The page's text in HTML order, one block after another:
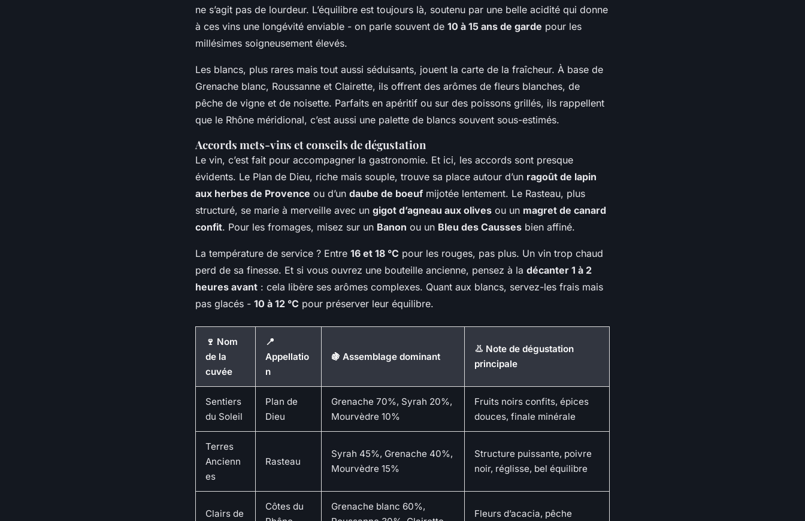
ne s’agit pas de lourdeur. L’équilibre est toujours là, soutenu par une belle acidité qui donne
à ces vins une longévité enviable - on parle souvent de 10 à 15 ans de garde pour les
millésimes soigneusement élevés.
Les blancs, plus rares mais tout aussi séduisants, jouent la carte de la fraîcheur. À base de
Grenache blanc, Roussanne et Clairette, ils offrent des arômes de fleurs blanches, de
pêche de vigne et de noisette. Parfaits en apéritif ou sur des poissons grillés, ils rappellent
que le Rhône méridional, c’est aussi une palette de blancs souvent sous-estimés.
Accords mets-vins et conseils de dégustation
Le vin, c’est fait pour accompagner la gastronomie. Et ici, les accords sont presque
évidents. Le Plan de Dieu, riche mais souple, trouve sa place autour d’un ragoût de lapin
aux herbes de Provence ou d’un daube de boeuf mijotée lentement. Le Rasteau, plus
structuré, se marie à merveille avec un gigot d’agneau aux olives ou un magret de canard
confit. Pour les fromages, misez sur un Banon ou un Bleu des Causses bien affiné.
La température de service ? Entre 16 et 18 °C pour les rouges, pas plus. Un vin trop chaud
perd de sa finesse. Et si vous ouvrez une bouteille ancienne, pensez à la décanter 1 à 2
heures avant : cela libère ses arômes complexes. Quant aux blancs, servez-les frais mais
pas glacés - 10 à 12 °C pour préserver leur équilibre.
🍷 Nom
de la
cuvée
📍
Appellatio
n
🍇 Assemblage dominant
👃 Note de dégustation
principale
Sentiers
du Soleil
Plan de
Dieu
Grenache 70%, Syrah 20%,
Mourvèdre 10%
Fruits noirs confits, épices
douces, finale minérale
Terres
Ancienn
es
Rasteau
Syrah 45%, Grenache 40%,
Mourvèdre 15%
Structure puissante, poivre
noir, réglisse, bel équilibre
Clairs de
Côtes du
Grenache blanc 60%,
Fleurs d’acacia, pêche